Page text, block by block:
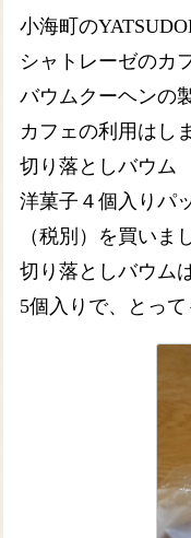
小海町の
シャトレーゼのカ
バウムクーヘンの
カフェの利用はし
切り落としバウム
洋菓子４個入りパ
（税別）を買いま
切り落としバウム
5個入りで、とって